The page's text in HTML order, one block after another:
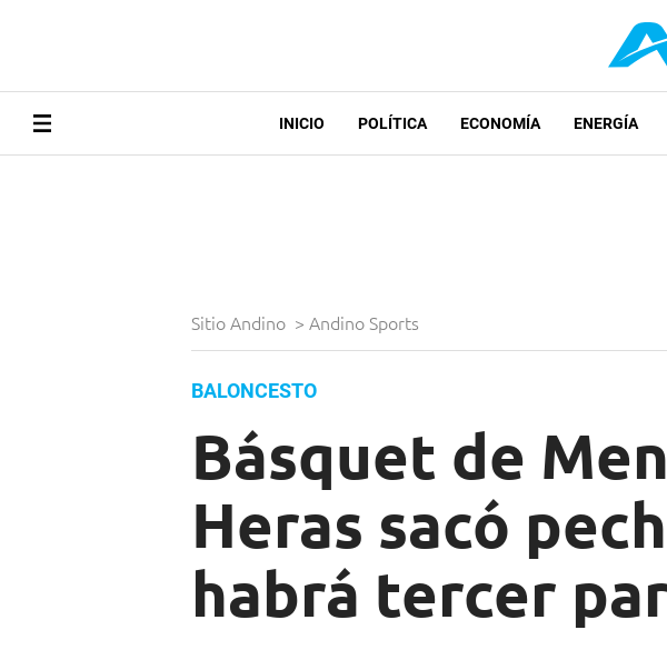
INICIO POLÍTICA ECONOMÍA ENERGÍA
Sitio Andino > Andino Sports
BALONCESTO
Básquet de
Heras sacó
habrá tercer